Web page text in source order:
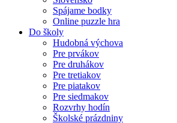
Spájame bodky
Online puzzle hra
Do školy
Hudobná výchova
Pre prvákov
Pre druhákov
Pre tretiakov
Pre piatakov
Pre siedmakov
Rozvrhy hodín
Školské prázdniny